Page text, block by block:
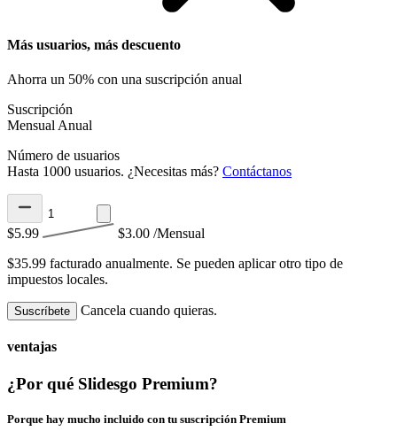
Más usuarios, más descuento
Ahorra un 50% con una suscripción anual
Suscripción
Mensual Anual
Número de usuarios
Hasta 1000 usuarios. ¿Necesitas más? Contáctanos
$5.99 $3.00 /Mensual
$35.99 facturado anualmente. Se pueden aplicar otro tipo de
impuestos locales.
Suscríbete Cancela cuando quieras.
ventajas
¿Por qué Slidesgo Premium?
Porque hay mucho incluido con tu suscripción Premium